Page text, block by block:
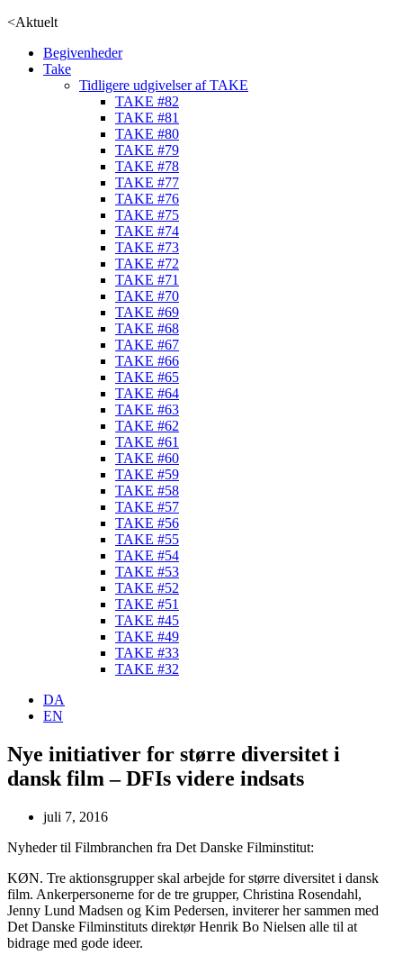
<Aktuelt
Begivenheder
Take
Tidligere udgivelser af TAKE
TAKE #82
TAKE #81
TAKE #80
TAKE #79
TAKE #78
TAKE #77
TAKE #76
TAKE #75
TAKE #74
TAKE #73
TAKE #72
TAKE #71
TAKE #70
TAKE #69
TAKE #68
TAKE #67
TAKE #66
TAKE #65
TAKE #64
TAKE #63
TAKE #62
TAKE #61
TAKE #60
TAKE #59
TAKE #58
TAKE #57
TAKE #56
TAKE #55
TAKE #54
TAKE #53
TAKE #52
TAKE #51
TAKE #45
TAKE #49
TAKE #33
TAKE #32
DA
EN
Nye initiativer for større diversitet i
dansk film – DFIs videre indsats
juli 7, 2016
Nyheder til Filmbranchen fra Det Danske Filminstitut:
KØN. Tre aktionsgrupper skal arbejde for større diversitet i dansk
film. Ankerpersonerne for de tre grupper, Christina Rosendahl,
Jenny Lund Madsen og Kim Pedersen, inviterer her sammen med
Det Danske Filminstituts direktør Henrik Bo Nielsen alle til at
bidrage med gode ideer.